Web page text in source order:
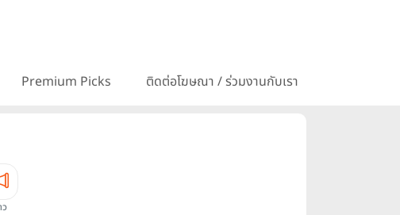
Premium Picks ติดต่อโฆษณา / ร่วมงานกับเรา
ว